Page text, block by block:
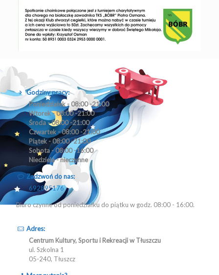
Godziny pracy:
Poniedziałek - 08:00 -21:00
Wtorek - 08:00 -21:00
Środa - 08:00 -21:00
Czwartek - 08:00 -21:00
Piątek - 08:00 -21:00
Sobota - 08:00 -16:00
Niedziela - nieczynne
Zadzwoń do nas:
692895176
Biuro czynne od poniedziałku do piątku w godz. 08:00 - 16:00.
Adres:
Centrum Kultury, Sportu i Rekreacji w Tłuszczu
ul. Szkolna 1
05-240, Tłuszcz